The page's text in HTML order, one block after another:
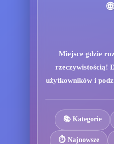
🌐
Miejsce gdzie
rzeczywistością!
użytkowników i
📚 Kategorie
⏱️ Najnowsze